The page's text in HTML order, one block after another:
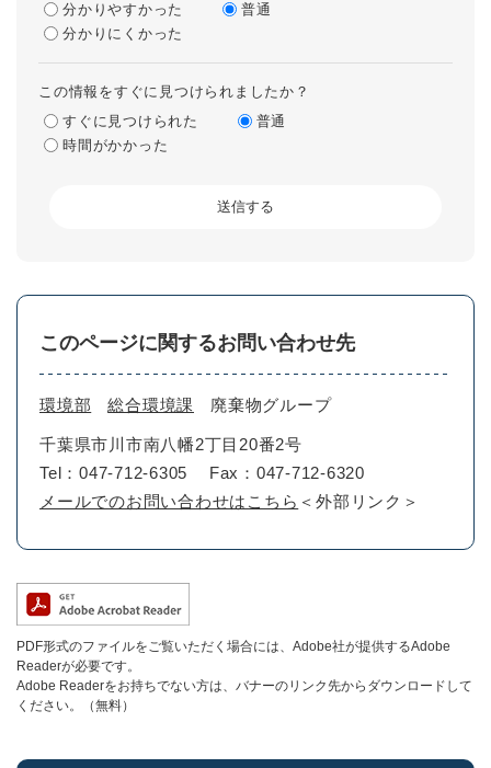
分かりやすかった
普通
分かりにくかった
この情報をすぐに見つけられましたか？
すぐに見つけられた
普通
時間がかかった
このページに関するお問い合わせ先
環境部 総合環境課 廃棄物グループ
千葉県市川市南八幡2丁目20番2号
Tel：047-712-6305
Fax：047-712-6320
メールでのお問い合わせはこちら ＜外部リンク＞
PDF形式のファイルをご覧いただく場合には、Adobe社が提供するAdobe
Readerが必要です。
Adobe Readerをお持ちでない方は、バナーのリンク先からダウンロードして
ください。（無料）